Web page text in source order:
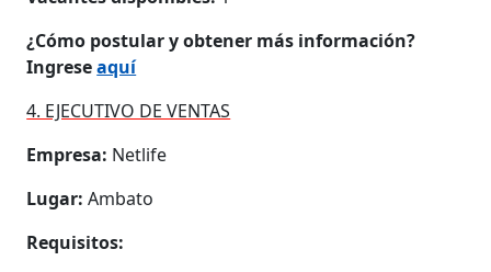
¿Cómo postular y obtener más información?
Ingreseaquí
4. EJECUTIVO DE VENTAS
Empresa: Netlife
Lugar:Ambato
Requisitos: